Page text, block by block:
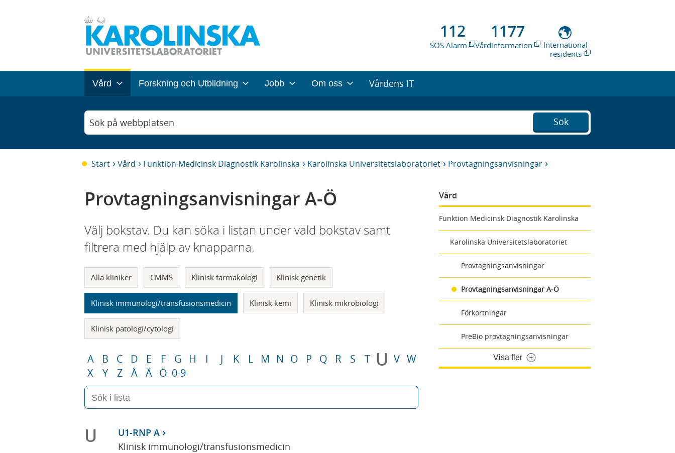
112
SOS Alarm
1177
Vårdinformation
International
residents
Vård Forskning och Utbildning Jobb Om oss Vårdens IT
Sök på webbplatsen Sök
Start Vård Funktion Medicinsk Diagnostik Karolinska Karolinska Universitetslaboratoriet Provtagningsanvisningar
Vård
Funktion Medicinsk Diagnostik Karolinska
Karolinska Universitetslaboratoriet
Provtagningsanvisningar
Provtagningsanvisningar A-Ö
Förkortningar
PreBio provtagningsanvisningar
Visa fler
Provtagningsanvisningar A-Ö
Välj bokstav. Du kan söka i listan under vald bokstav samt
filtrera med hjälp av knapparna.
Alla kliniker CMMS Klinisk farmakologi Klinisk genetik
Klinisk immunologi/transfusionsmedicin Klinisk kemi Klinisk mikrobiologi
Klinisk patologi/cytologi
A B C D E F G H I J K L M N O P Q R S T U V W
X
Y Z Å Ä Ö 0-9
U
U1-RNP A
Klinisk immunologi/transfusionsmedicin